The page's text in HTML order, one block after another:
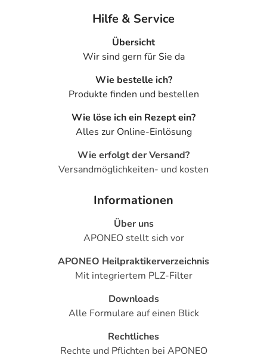
Hilfe & Service
Übersicht
Wir sind gern für Sie da
Wie bestelle ich?
Produkte finden und bestellen
Wie löse ich ein Rezept ein?
Alles zur Online-Einlösung
Wie erfolgt der Versand?
Versandmöglichkeiten- und kosten
Informationen
Über uns
APONEO stellt sich vor
APONEO Heilpraktikerverzeichnis
Mit integriertem PLZ-Filter
Downloads
Alle Formulare auf einen Blick
Rechtliches
Rechte und Pflichten bei APONEO